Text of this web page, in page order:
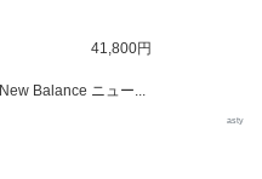
41,800円
New Balance ニュー...
asty